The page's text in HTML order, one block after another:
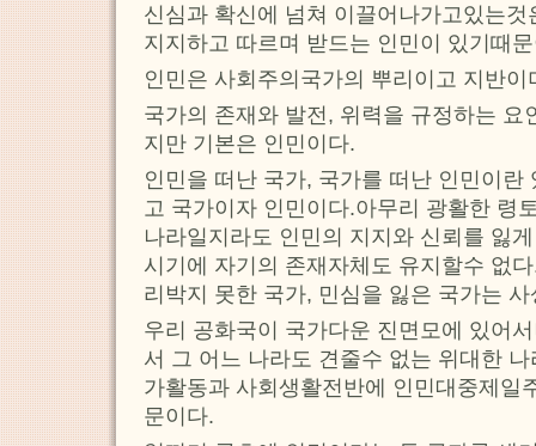
신심과 확신에 넘쳐 이끌어나가고있는
지지하고 따르며 받드는 인민이 있기때
인민은 사회주의국가의 뿌리이고 지반
국가의 존재와 발전, 위력을 규정하는 요
지만 기본은 인민이다.
인민을 떠난 국가, 국가를 떠난 인민이란
고 국가이자 인민이다.아무리 광활한 령
나라일지라도 인민의 지지와 신뢰를 잃
시기에 자기의 존재자체도 유지할수 없
리박지 못한 국가, 민심을 잃은 국가는
우리 공화국이 국가다운 진면모에 있어
서 그 어느 나라도 견줄수 없는 위대한
가활동과 사회생활전반에 인민대중제일
문이다.